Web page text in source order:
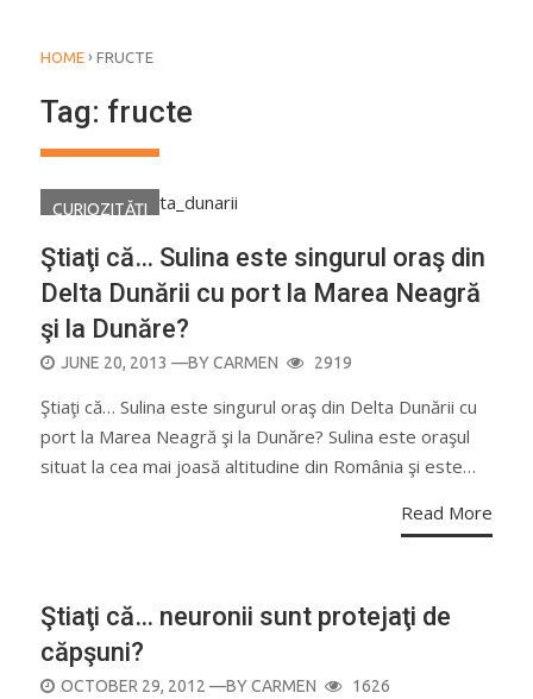
HOME › FRUCTE
Tag: fructe
CURIOZITĂŢI
Ştiaţi că… Sulina este singurul oraş din
Delta Dunării cu port la Marea Neagră
şi la Dunăre?
POSTED
JUNE 20, 2013 —BYCARMEN 2919
Ştiaţi că… Sulina este singurul oraş din Delta Dunării cu
port la Marea Neagră şi la Dunăre? Sulina este oraşul
situat la cea mai joasă altitudine din România şi este…
Read More
Ştiaţi că… neuronii sunt protejaţi de
căpşuni?
POSTED
OCTOBER 29, 2012 —BYCARMEN 1626